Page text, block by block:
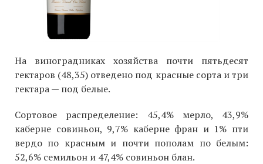
На виноградниках хозяйства почти пятьдесят
гектаров (48,35) отведено под красные сорта и три
гектара — под белые.
Сортовое распределение: 45,4% мерло, 43,9%
каберне совиньон, 9,7% каберне фран и 1% пти
вердо по красным и почти пополам по белым:
52,6% семильон и 47,4% совиньон блан.